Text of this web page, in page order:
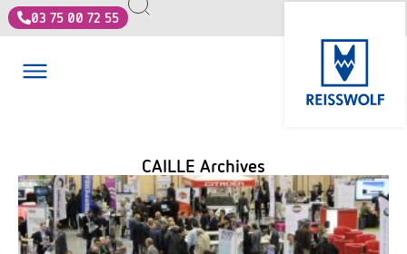
03 75 00 72 55
CAILLE Archives